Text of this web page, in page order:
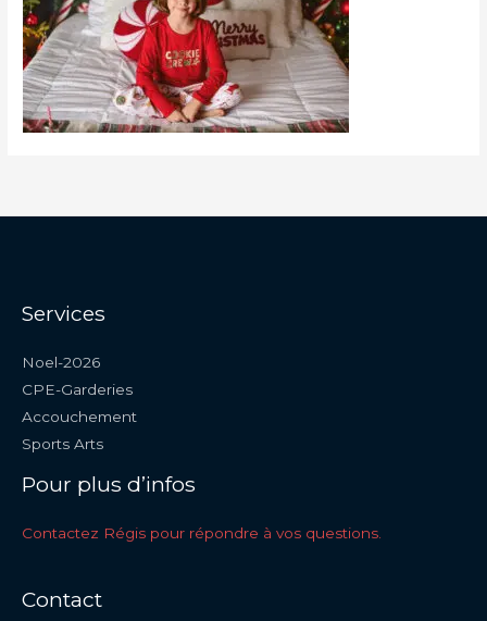
Services
Noel-2026
CPE-Garderies
Accouchement
Sports Arts
Pour plus d’infos
Contactez Régis pour répondre à vos questions.
Contact